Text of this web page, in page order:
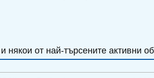
някои от най-търсените активни